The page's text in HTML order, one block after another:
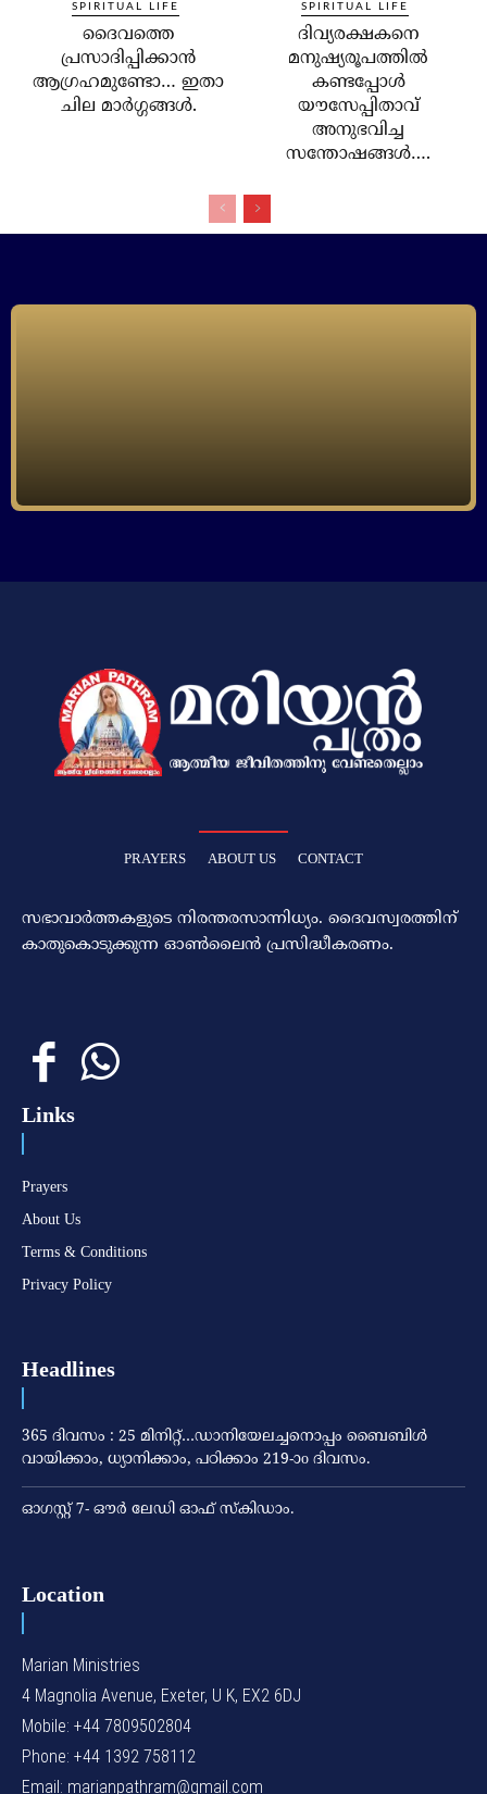
SPIRITUAL LIFE
ദൈവത്തെ
പ്രസാദിപ്പിക്കാന്‍
ആഗ്രഹമുണ്ടോ… ഇതാ
ചില മാര്‍ഗ്ഗങ്ങള്‍.
SPIRITUAL LIFE
ദിവ്യരക്ഷകനെ
മനുഷ്യരൂപത്തില്‍
കണ്ടപ്പോള്‍
യൗസേപ്പിതാവ്
അനുഭവിച്ച
സന്തോഷങ്ങള്‍….
PRAYERS ABOUT US CONTACT
സഭാവാര്‍ത്തകളുടെ നിരന്തരസാന്നിധ്യം. ദൈവസ്വരത്തിന്‌
കാതുകൊടുക്കുന്ന ഓണ്‍ലൈന്‍ പ്രസിദ്ധീകരണം.
Links
Prayers
About Us
Terms & Conditions
Privacy Policy
Headlines
365 ദിവസം : 25 മിനിറ്റ്…ഡാനിയേലച്ചനൊപ്പം ബൈബിൾ
വായിക്കാം, ധ്യാനിക്കാം, പഠിക്കാം 219-ാo ദിവസം.
ഓഗസ്റ്റ് 7- ഔര്‍ ലേഡി ഓഫ് സ്‌കിഡാം.
Location
Marian Ministries
4 Magnolia Avenue, Exeter, U K, EX2 6DJ
Mobile: +44 7809502804
Phone: +44 1392 758112
Email: marianpathram@gmail.com